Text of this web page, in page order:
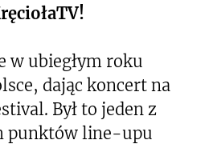
w ubiegłym roku
dając koncert na
Był to jeden z
punktów line-upu